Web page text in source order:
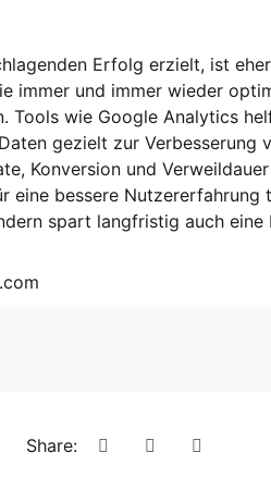
Erfolg erzielt, ist eher
immer und immer wieder
Tools wie Google Analytics
gezielt zur Verbesserung
Konversion und Verweildauer
eine bessere Nutzererfahrung
spart langfristig auch eine
Share: